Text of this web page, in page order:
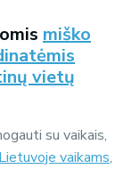
miško
vietų
su vaikais,
vaikams,